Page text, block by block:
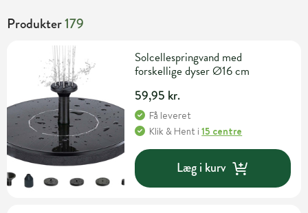
Produkter179
Solcellespringvand med
forskellige dyser Ø16 cm
59,95 kr.
Få leveret
Klik & Hent i15 centre
Læg i kurv